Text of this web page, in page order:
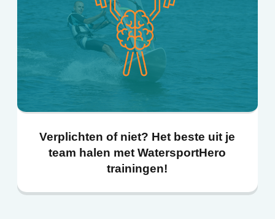
Verplichten of niet? Het beste uit je
team halen met WatersportHero
trainingen!